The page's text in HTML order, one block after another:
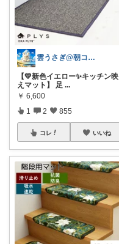
雲うさぎ@朝コレ❤良質便利時短グッズ🐰
【💛新色イエロー✨キッチン映
えマット】 足 ...
￥ 6,600
1 2 855
コレ いいね